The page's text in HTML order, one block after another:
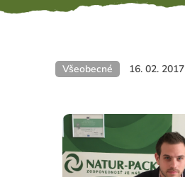
Všeobecné 16. 02. 2017